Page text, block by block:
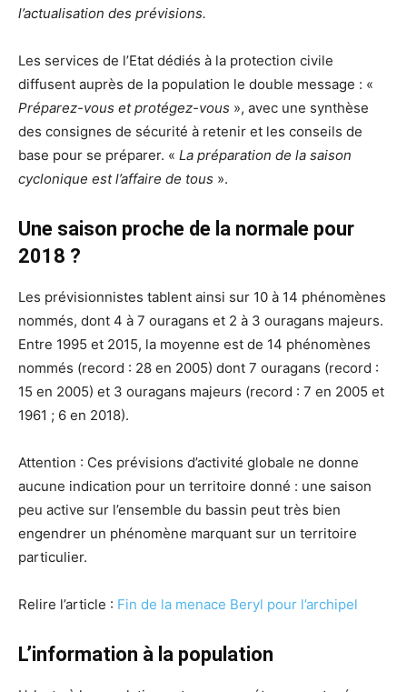
l’actualisation des prévisions.
Les services de l’Etat dédiés à la protection civile
diffusent auprès de la population le double message : «
Préparez-vous et protégez-vous », avec une synthèse
des consignes de sécurité à retenir et les conseils de
base pour se préparer. « La préparation de la saison
cyclonique est l’affaire de tous ».
Une saison proche de la normale pour
2018 ?
Les prévisionnistes tablent ainsi sur 10 à 14 phénomènes
nommés, dont 4 à 7 ouragans et 2 à 3 ouragans majeurs.
Entre 1995 et 2015, la moyenne est de 14 phénomènes
nommés (record : 28 en 2005) dont 7 ouragans (record :
15 en 2005) et 3 ouragans majeurs (record : 7 en 2005 et
1961 ; 6 en 2018).
Attention : Ces prévisions d’activité globale ne donne
aucune indication pour un territoire donné : une saison
peu active sur l’ensemble du bassin peut très bien
engendrer un phénomène marquant sur un territoire
particulier.
Relire l’article : Fin de la menace Beryl pour l’archipel
L’information à la population